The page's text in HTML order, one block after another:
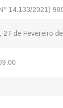
14.133/2021)
27 de Fevereiro